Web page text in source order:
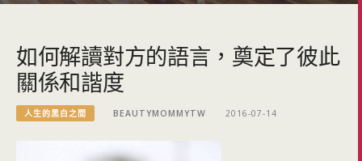
如何解讀對方的語言，奠定了彼此
關係和諧度
人生的黑白之間 BEAUTYMOMMYTW 2016-07-14